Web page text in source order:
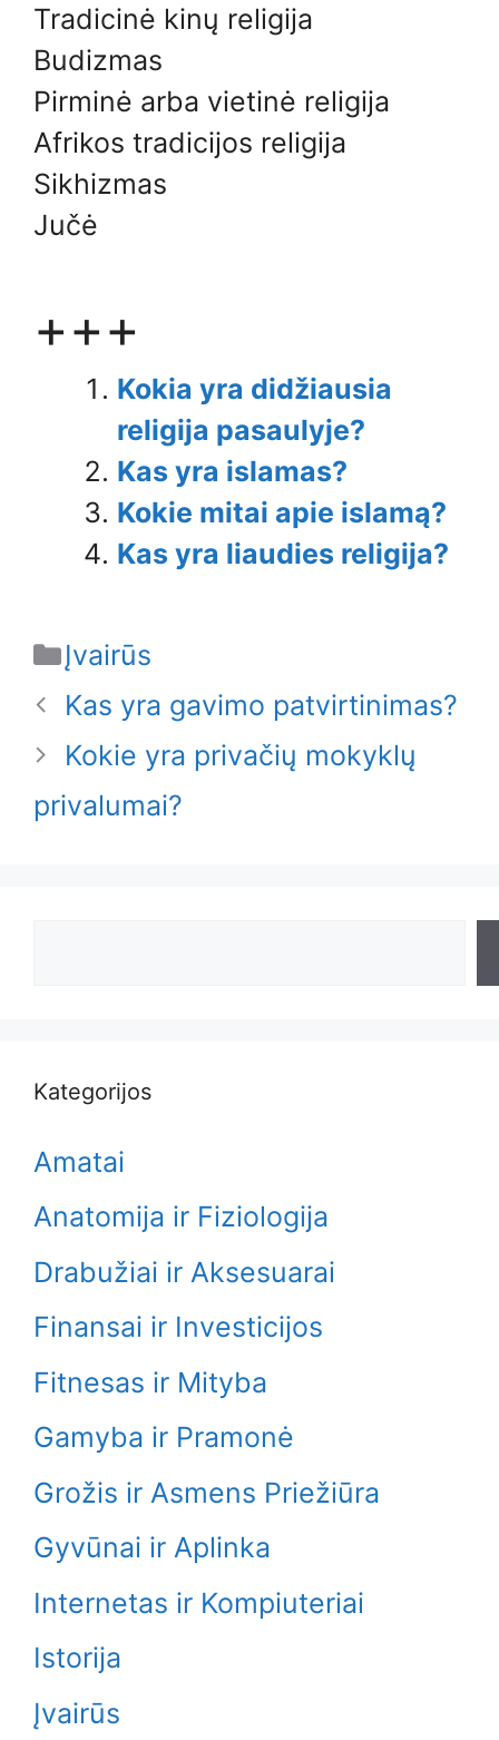
Tradicinė kinų religija
Budizmas
Pirminė arba vietinė religija
Afrikos tradicijos religija
Sikhizmas
Jučė
+++
Kokia yra didžiausia
religija pasaulyje?
Kas yra islamas?
Kokie mitai apie islamą?
Kas yra liaudies religija?
Categories
Įvairūs
Kas yra gavimo patvirtinimas?
Kokie yra privačių mokyklų
privalumai?
Kategorijos
Amatai
Anatomija ir Fiziologija
Drabužiai ir Aksesuarai
Finansai ir Investicijos
Fitnesas ir Mityba
Gamyba ir Pramonė
Grožis ir Asmens Priežiūra
Gyvūnai ir Aplinka
Internetas ir Kompiuteriai
Istorija
Įvairūs